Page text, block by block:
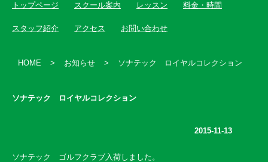
トップページ スクール案内 レッスン 料金・時間
スタッフ紹介 アクセス お問い合わせ
HOME > お知らせ > ソナテック ロイヤルコレクション
ソナテック ロイヤルコレクション
2015-11-13
ソナテック ゴルフクラブ入荷しました。